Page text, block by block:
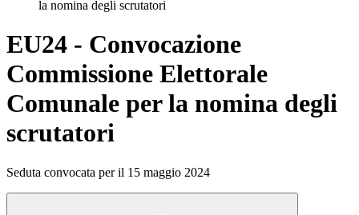
la nomina degli scrutatori
EU24 - Convocazione
Commissione Elettorale
Comunale per la nomina degli
scrutatori
Seduta convocata per il 15 maggio 2024